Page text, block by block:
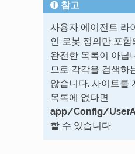
참고
사용자 에이전트 라
인 로봇 정의만 포
완전한 목록이 아닙
므로 각각을 검색하
않습니다. 사이트를
목록에 없다면
app/Config/
할 수 있습니다.